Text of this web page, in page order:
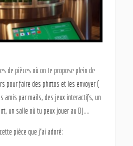
de pièces où on te propose plein de
pour faire des photos et les envoyer (
amis par mails, des jeux interactifs, un
un salle où tu peux jouer au DJ….
pièce que j’ai adoré: